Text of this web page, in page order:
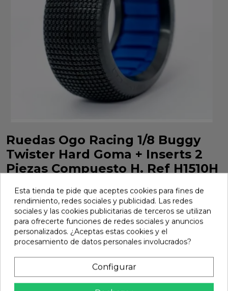
Ruedas Ogo Racing 1/8 Buggy
Twister Hard Goma + Inserts 2
Piezas Compuesto H. Ref H1510H
2 Piezas Compuesto H. Ref H1510H
Marca: Ogo Racing Ref: H1510H
17,58 €
Añadir
En stock
Esta tienda te pide que aceptes cookies para fines de
rendimiento, redes sociales y publicidad. Las redes
sociales y las cookies publicitarias de terceros se utilizan
para ofrecerte funciones de redes sociales y anuncios
personalizados. ¿Aceptas estas cookies y el
procesamiento de datos personales involucrados?
Configurar